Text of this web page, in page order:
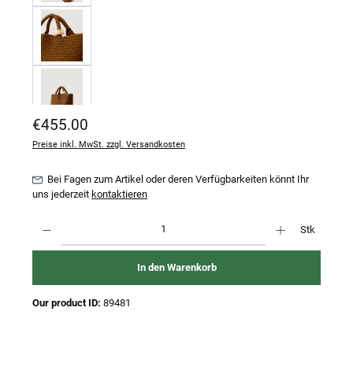
Regulärer Preis:
€455.00
Preise inkl. MwSt. zzgl. Versandkosten
Bei Fagen zum Artikel oder deren Verfügbarkeiten könnt Ihr
uns jederzeit kontaktieren
Stk
In den Warenkorb
Our product ID: 89481